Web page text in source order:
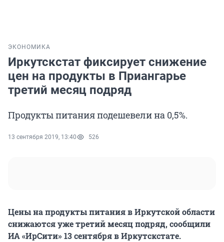
ЭКОНОМИКА
Иркутскстат фиксирует снижение
цен на продукты в Приангарье
третий месяц подряд
Продукты питания подешевели на 0,5%.
13 сентября 2019, 13:40 526
Цены на продукты питания в Иркутской области
снижаются уже третий месяц подряд, сообщили
ИА «ИрСити» 13 сентября в Иркутскстате.